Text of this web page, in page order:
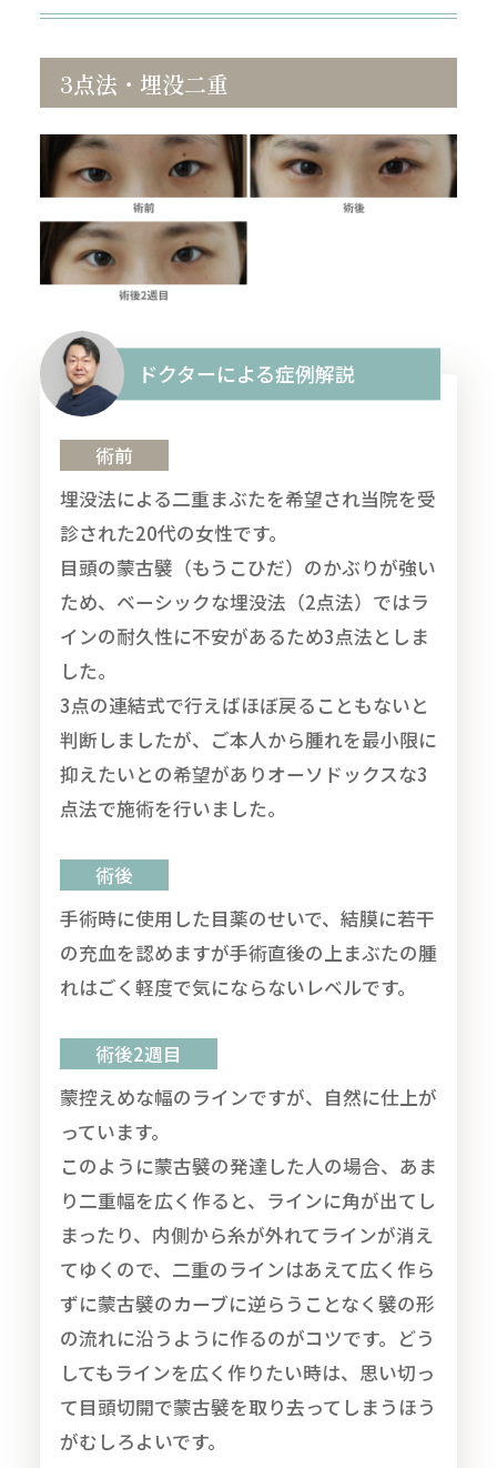
3点法・埋没二重
ドクターによる症例解説
術前
埋没法による二重まぶたを希望され当院を受
診された20代の女性です。
目頭の蒙古襞（もうこひだ）のかぶりが強い
ため、ベーシックな埋没法（2点法）ではラ
インの耐久性に不安があるため3点法としま
した。
3点の連結式で行えばほぼ戻ることもないと
判断しましたが、ご本人から腫れを最小限に
抑えたいとの希望がありオーソドックスな3
点法で施術を行いました。
術後
手術時に使用した目薬のせいで、結膜に若干
の充血を認めますが手術直後の上まぶたの腫
れはごく軽度で気にならないレベルです。
術後2週目
蒙控えめな幅のラインですが、自然に仕上が
っています。
このように蒙古襞の発達した人の場合、あま
り二重幅を広く作ると、ラインに角が出てし
まったり、内側から糸が外れてラインが消え
てゆくので、二重のラインはあえて広く作ら
ずに蒙古襞のカーブに逆らうことなく襞の形
の流れに沿うように作るのがコツです。どう
してもラインを広く作りたい時は、思い切っ
て目頭切開で蒙古襞を取り去ってしまうほう
がむしろよいです。